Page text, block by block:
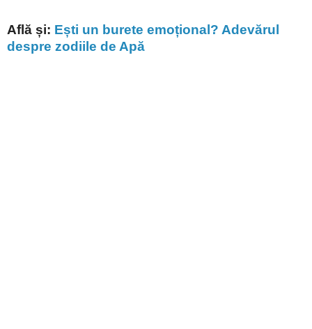
Află și: Ești un burete emoțional? Adevărul
despre zodiile de Apă